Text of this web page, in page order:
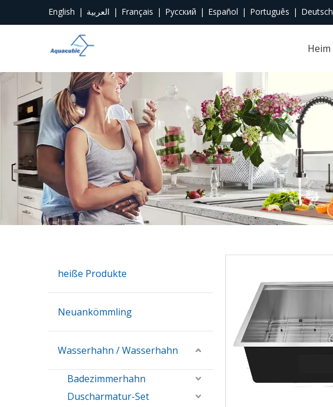
English | العربية | Français | Pусский | Español | Português | Deutsch
Heim
heiße Produkte
Neuankömmling
Wasserhahn / Wasserhahn
Badezimmerhahn
Duscharmatur-Set